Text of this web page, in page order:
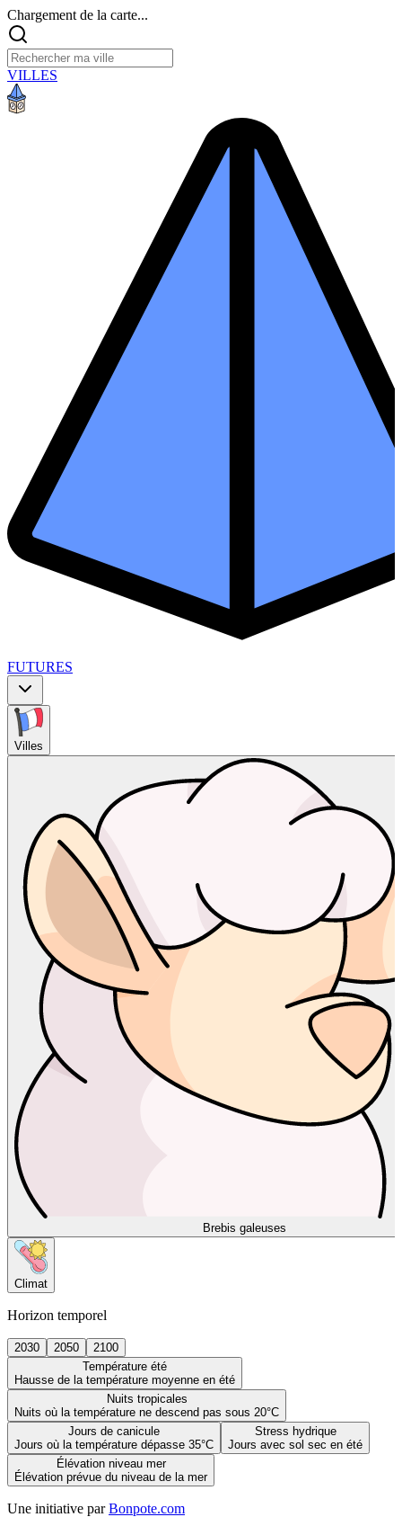
Chargement de la carte...
VILLES
FUTURES
Villes
Brebis galeuses
Climat
Horizon temporel
2030 2050
2100
Température été
Hausse de la température moyenne en été
Nuits tropicales
Nuits où la température ne descend pas sous 20°C
Jours de canicule
Jours où la température dépasse 35°C
Stress hydrique
Jours avec sol sec en été
Élévation niveau mer
Élévation prévue du niveau de la mer
Une initiative par Bonpote.com